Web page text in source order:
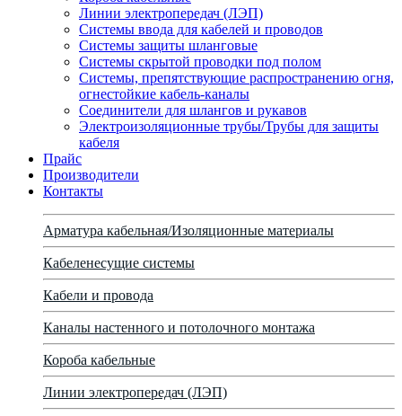
Линии электропередач (ЛЭП)
Системы ввода для кабелей и проводов
Системы защиты шланговые
Системы скрытой проводки под полом
Системы, препятствующие распространению огня,
огнестойкие кабель-каналы
Соединители для шлангов и рукавов
Электроизоляционные трубы/Трубы для защиты
кабеля
Прайс
Производители
Контакты
Арматура кабельная/Изоляционные материалы
Кабеленесущие системы
Кабели и провода
Каналы настенного и потолочного монтажа
Короба кабельные
Линии электропередач (ЛЭП)